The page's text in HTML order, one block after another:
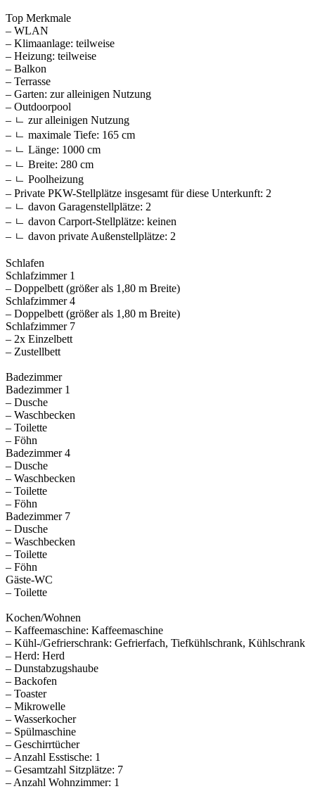
Top Merkmale
– WLAN
– Klimaanlage: teilweise
– Heizung: teilweise
– Balkon
– Terrasse
– Garten: zur alleinigen Nutzung
– Outdoorpool
– ㄴ zur alleinigen Nutzung
– ㄴ maximale Tiefe: 165 cm
– ㄴ Länge: 1000 cm
– ㄴ Breite: 280 cm
– ㄴ Poolheizung
– Private PKW-Stellplätze insgesamt für diese Unterkunft: 2
– ㄴ davon Garagenstellplätze: 2
– ㄴ davon Carport-Stellplätze: keinen
– ㄴ davon private Außen­stellplätze: 2
Schlafen
Schlafzimmer 1
– Doppelbett (größer als 1,80 m Breite)
Schlafzimmer 4
– Doppelbett (größer als 1,80 m Breite)
Schlafzimmer 7
– 2x Einzelbett
– Zustellbett
Badezimmer
Badezimmer 1
– Dusche
– Waschbecken
– Toilette
– Föhn
Badezimmer 4
– Dusche
– Waschbecken
– Toilette
– Föhn
Badezimmer 7
– Dusche
– Waschbecken
– Toilette
– Föhn
Gäste-WC
– Toilette
Kochen/Wohnen
– Kaffeemaschine: Kaffeemaschine
– Kühl-/Gefrierschrank: Gefrierfach, Tiefkühlschrank, Kühlschrank
– Herd: Herd
– Dunstabzugshaube
– Backofen
– Toaster
– Mikrowelle
– Wasserkocher
– Spülmaschine
– Geschirrtücher
– Anzahl Esstische: 1
– Gesamtzahl Sitzplätze: 7
– Anzahl Wohnzimmer: 1